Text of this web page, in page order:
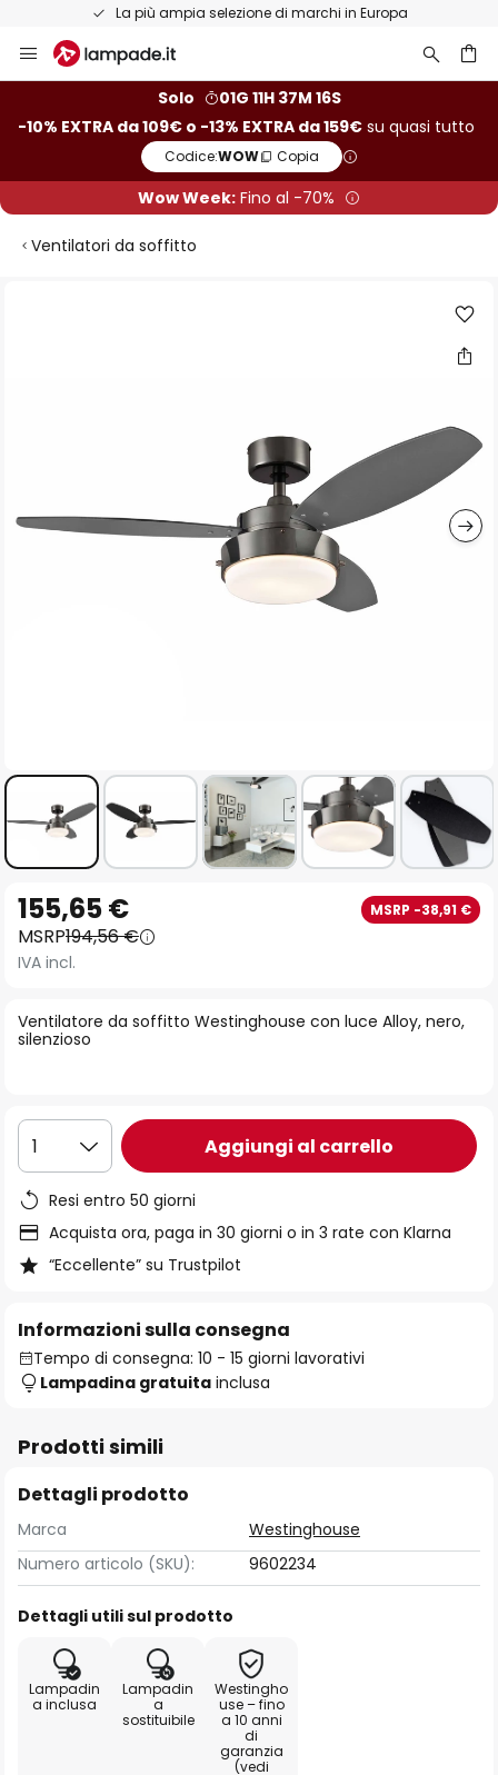
La più ampia selezione di marchi in Europa
Salta
al
Solo
01G 11H 37M 15S
-10% EXTRA da 109€ o -13% EXTRA da 159€ su quasi tutto
Codice:WOW Copia
Wow Week: Fino al -70%
Ventilatori da soffitto
all'inizio
della
galleria
immagini
Ventilatore da soffitto Westinghouse con luce Alloy, nero,
silenzioso
155,65 € MSRP -38,91 €
MSRP194,56 €
IVA incl.
1 Aggiungi al carrello
Resi entro 50 giorni
Acquista ora, paga in 30 giorni o in 3 rate con Klarna
“Eccellente” su Trustpilot
Informazioni sulla consegna
Tempo di consegna: 10 - 15 giorni lavorativi
Lampadina gratuita inclusa
Prodotti simili
Dettagli prodotto
Marca
Westinghouse
Numero articolo (SKU):
9602234
Dettagli utili sul prodotto
Lampadin
a inclusa
Lampadin
a
sostituibile
Westingho
use – fino
a 10 anni
di
garanzia
(vedi